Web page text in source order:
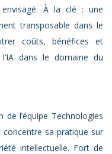
À la clé : une
transposable dans le
coûts, bénéfices et
dans le domaine du
l’équipe Technologies
sa pratique sur
intellectuelle. Fort de